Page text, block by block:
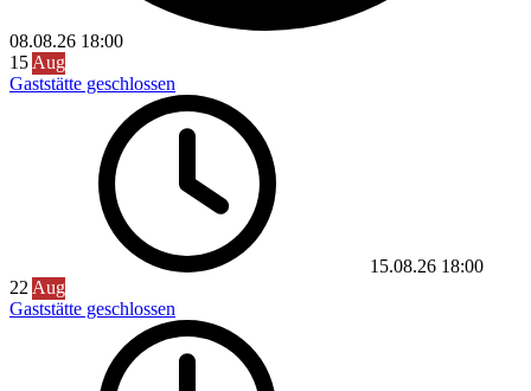
08.08.26 18:00
15Aug
Gaststätte geschlossen
15.08.26 18:00
22Aug
Gaststätte geschlossen